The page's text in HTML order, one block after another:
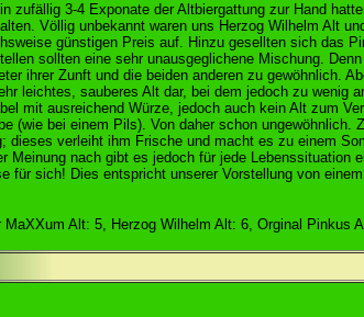
zufällig 3-4 Exponate der Altbiergattung zur Hand
Völlig unbekannt waren uns Herzog Wilhelm Alt
günstigen Preis auf. Hinzu gesellten sich das
sollten eine sehr unausgeglichene Mischung.
ihrer Zunft und die beiden anderen zu gewöhnlich.
leichtes, sauberes Alt dar, bei dem jedoch zu wenig
mit ausreichend Würze, jedoch auch kein Alt zum
(wie bei einem Pils). Von daher schon ungewöhnlich.
dieses verleiht ihm Frische und macht es zu einem
Meinung nach gibt es jedoch für jede Lebenssituation
für sich! Dies entspricht unserer Vorstellung von
MaXXum Alt: 5, Herzog Wilhelm Alt: 6, Orginal Pinkus